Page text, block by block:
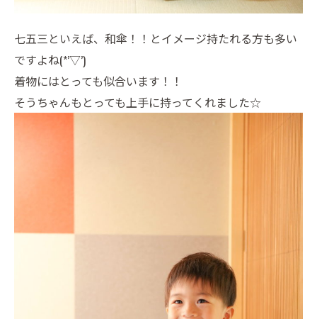
七五三といえば、和傘！！とイメージ持たれる方も多い
ですよね(*’▽’)
着物にはとっても似合います！！
そうちゃんもとっても上手に持ってくれました☆